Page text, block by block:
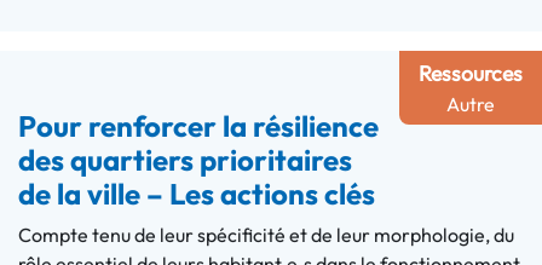
Ressources
Autre
Pour renforcer la résilience
des quartiers prioritaires
de la ville – Les actions clés
Compte tenu de leur spécificité et de leur morphologie, du